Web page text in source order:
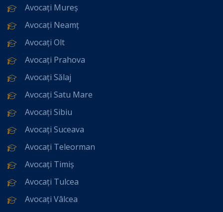
Avocați Mureș
Avocați Neamț
Avocați Olt
Avocați Prahova
Avocați Sălaj
Avocați Satu Mare
Avocați Sibiu
Avocați Suceava
Avocați Teleorman
Avocați Timiș
Avocați Tulcea
Avocați Vâlcea